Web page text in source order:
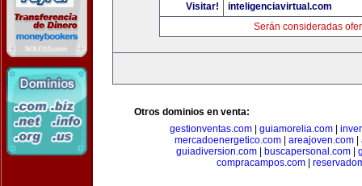
Visitar!
inteligenciavirtual.com
Serán consideradas
Otros dominios en venta:
gestionventas.com| guiamorelia.com|
mercadoenergetico.com| areajoven.com|
guiadiversion.com| buscapersonal.com|
compracampos.com